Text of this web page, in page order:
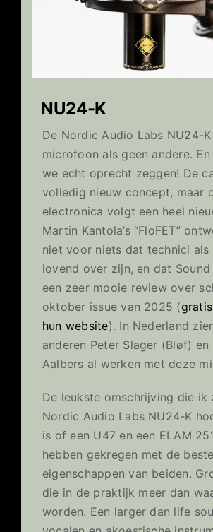
NU24-K
De Nordic Audio Labs NU24-K
microfoon als geen andere.
we echt oprecht zeggen! De
volledig nieuw concept, maar
electronica volgt een heel
Martin Kantola’s “FloFET”
niet voor niets dat technici als
lovend over zijn, en dat
een zeer mooie review over
oktober issue van 2025 (
hun website). In Nederland
anderen Peter Slager (Bløf) en
Aalbers al werken met deze
De leukste omschrijving die ik
Nordic Audio Labs NU24-K
is of een U47 en een ELAM
hebben gekregen met de beste
eigenschappen van beiden.
die in de praktijk meer dan
worden. Een larger dan life